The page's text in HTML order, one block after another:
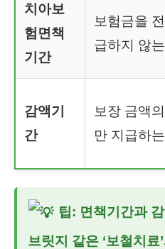
치아보
험면책
기간
보험금을
급하지 않
감액기
간
보장 금액
만 지급하
팁: 면책기간과
브릿지 같은 ‘보철치료